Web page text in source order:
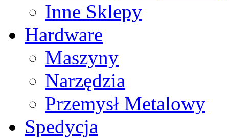
Inne Sklepy
Hardware
Maszyny
Narzędzia
Przemysł Metalowy
Spedycja